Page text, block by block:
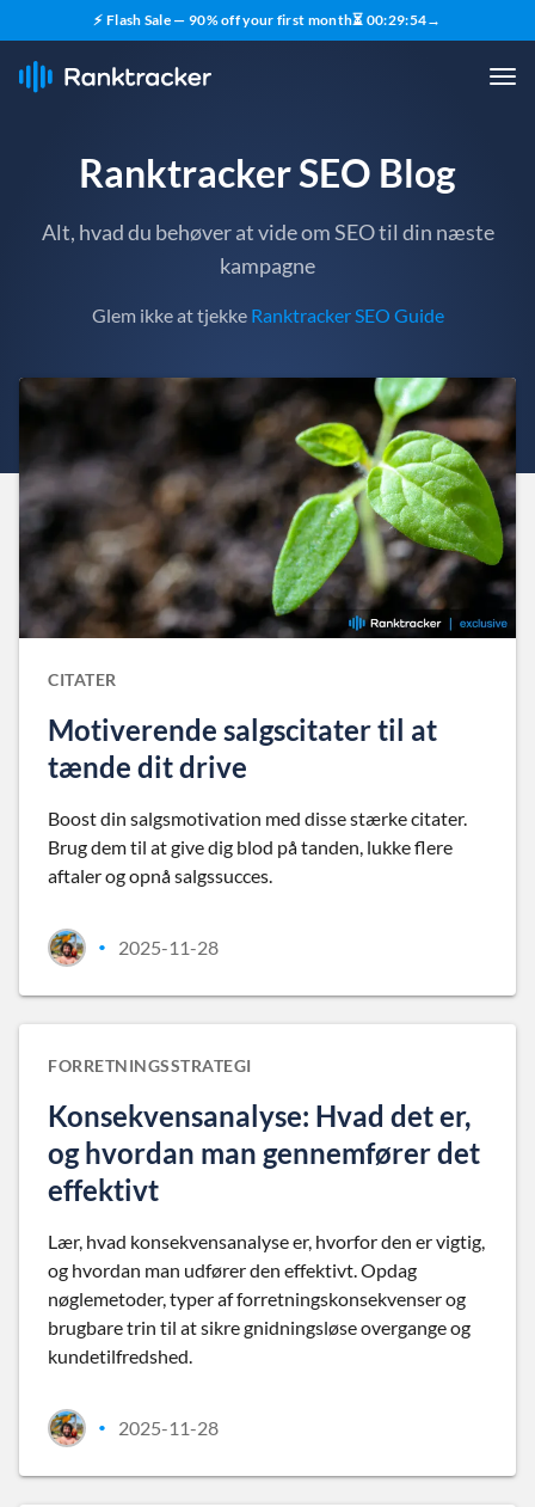
⚡ Flash Sale — 90% off your first month⏳ 00:29:53→
Ranktracker SEO Blog
Alt, hvad du behøver at vide om SEO til din næste
kampagne
Glem ikke at tjekke Ranktracker SEO Guide
CITATER
Motiverende salgscitater til at
tænde dit drive
Boost din salgsmotivation med disse stærke citater.
Brug dem til at give dig blod på tanden, lukke flere
aftaler og opnå salgssucces.
• 2025-11-28
FORRETNINGSSTRATEGI
Konsekvensanalyse: Hvad det er,
og hvordan man gennemfører det
effektivt
Lær, hvad konsekvensanalyse er, hvorfor den er vigtig,
og hvordan man udfører den effektivt. Opdag
nøglemetoder, typer af forretningskonsekvenser og
brugbare trin til at sikre gnidningsløse overgange og
kundetilfredshed.
• 2025-11-28